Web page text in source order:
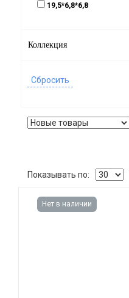
19,5*6,8*6,8
Коллекция
Показывать по:
Нет в наличии